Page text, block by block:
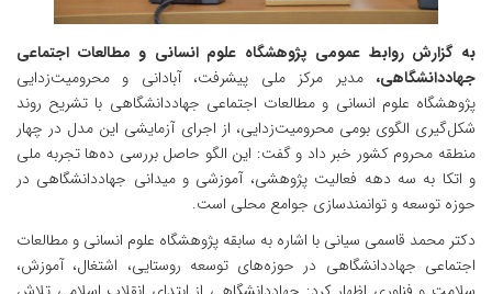
به گزارش روابط عمومی پژوهشگاه علوم انسانی و مطالعات اجتماعی
جهاددانشگاهی،مدیر مرکز ملی پیشرفت، آبادانی و محرومیت‌زدایی
پژوهشگاه علوم انسانی و مطالعات اجتماعی جهاددانشگاهی با تشریح روند
شکل‌گیری الگوی بومی محرومیت‌زدایی، از اجرای آزمایشی این مدل در چهار
منطقه محروم کشور خبر داد و گفت: این الگو حاصل بررسی ده‌ها تجربه ملی
و اتکا به سه دهه فعالیت پژوهشی، آموزشی و میدانی جهاددانشگاهی در
حوزه توسعه و توانمندسازی جوامع محلی است.
دکتر محمد قاسمی سیانی با اشاره به سابقه پژوهشگاه علوم انسانی و مطالعات
اجتماعی جهاددانشگاهی در حوزه‌های توسعه روستایی، اشتغال، آموزش،